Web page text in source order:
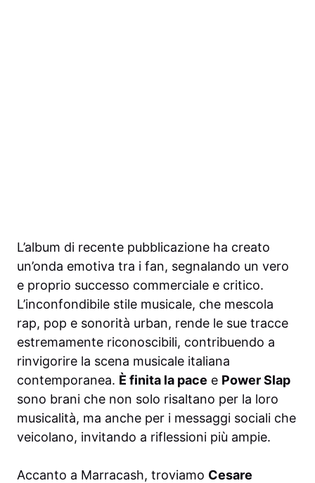
L’album di recente pubblicazione ha creato
un’onda emotiva tra i fan, segnalando un vero
e proprio successo commerciale e critico.
L’inconfondibile stile musicale, che mescola
rap, pop e sonorità urban, rende le sue tracce
estremamente riconoscibili, contribuendo a
rinvigorire la scena musicale italiana
contemporanea. È finita la pace e Power Slap
sono brani che non solo risaltano per la loro
musicalità, ma anche per i messaggi sociali che
veicolano, invitando a riflessioni più ampie.
Accanto a Marracash, troviamo Cesare